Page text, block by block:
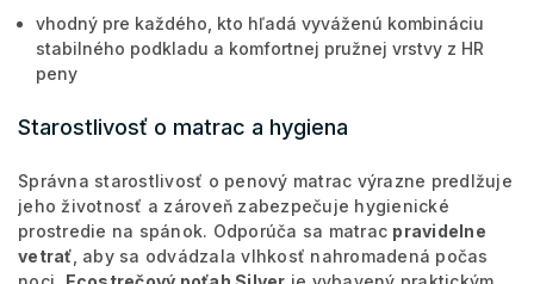
vhodný pre každého, kto hľadá vyváženú kombináciu
stabilného podkladu a komfortnej pružnej vrstvy z HR
peny
Starostlivosť o matrac a hygiena
Správna starostlivosť o penový matrac výrazne predlžuje
jeho životnosť a zároveň zabezpečuje hygienické
prostredie na spánok. Odporúča sa matrac pravidelne
vetrať , aby sa odvádzala vlhkosť nahromadená počas